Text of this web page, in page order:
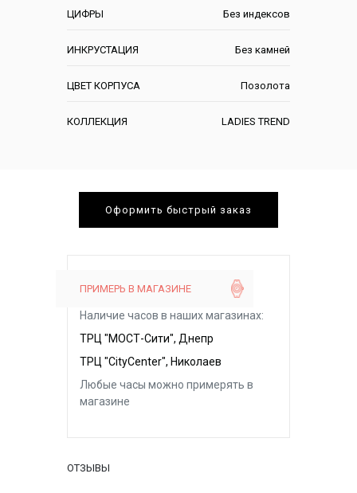
ЦИФРЫ Без индексов
ИНКРУСТАЦИЯ Без камней
ЦВЕТ КОРПУСА Позолота
КОЛЛЕКЦИЯ LADIES TREND
Оформить быстрый заказ
ПРИМЕРЬ В МАГАЗИНЕ
Наличие часов в наших магазинах:
ТРЦ "МОСТ-Сити", Днепр
ТРЦ "CityCenter", Николаев
Любые часы можно примерять в
магазине
ОТЗЫВЫ